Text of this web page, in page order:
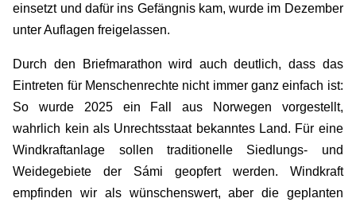
einsetzt und dafür ins Gefängnis kam, wurde im Dezember
unter Auflagen freigelassen.
Durch den Briefmarathon wird auch deutlich, dass das
Eintreten für Menschenrechte nicht immer ganz einfach ist:
So wurde 2025 ein Fall aus Norwegen vorgestellt,
wahrlich kein als Unrechtsstaat bekanntes Land. Für eine
Windkraftanlage sollen traditionelle Siedlungs- und
Weidegebiete der Sámi geopfert werden. Windkraft
empfinden wir als wünschenswert, aber die geplanten